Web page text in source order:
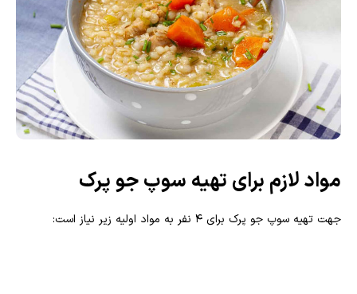
مواد لازم برای تهیه سوپ جو پرک
جهت تهیه سوپ جو پرک برای 4 نفر به مواد اولیه زیر نیاز است: